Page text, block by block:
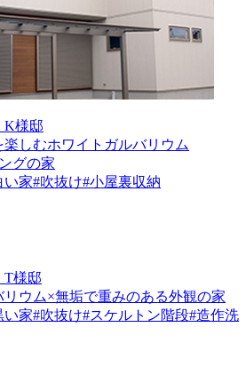
K様邸
しむホワイトガルバリウム
グの家
い家#吹抜け#小屋裏収納
T様邸
リウム×無垢で重みのある外観の家
い家#吹抜け#スケルトン階段#造作洗